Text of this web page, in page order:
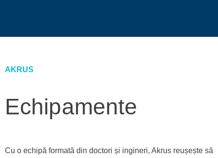
AKRUS
Echipamente
Cu o echipă formată din doctori și ingineri, Akrus reușește să